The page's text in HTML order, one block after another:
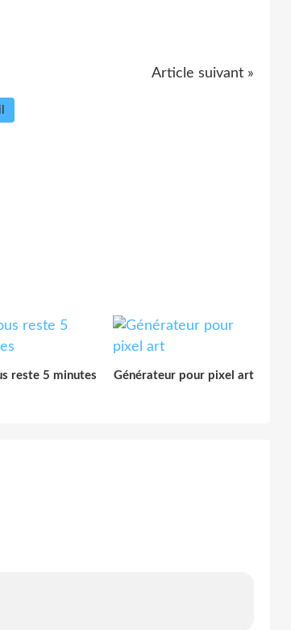
Article suivant »
reste 5 minutes Générateur pour pixel art